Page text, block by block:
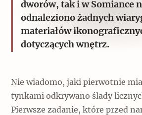
dworów, tak i w Somiance
odnaleziono żadnych
materiałów
dotyczących wnętrz.
Nie wiadomo, jaki pierwotnie
tynkami odkrywano ślady
Pierwsze zadanie, które przed